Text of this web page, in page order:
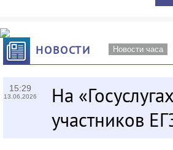
НОВОСТИ Новости часа
15:29
13.06.2026
На
участников